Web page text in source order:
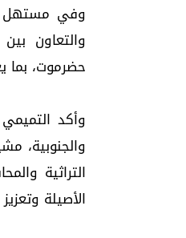
وفي مستهل
والتعاون
حضرموت، بما
وأكد
والجنوبية،
التراثية
الأصيلة